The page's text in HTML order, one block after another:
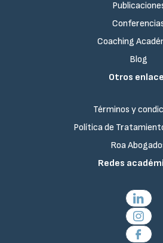
Coaching
Blog
Otros
Términos y
Política de
Roa
Redes